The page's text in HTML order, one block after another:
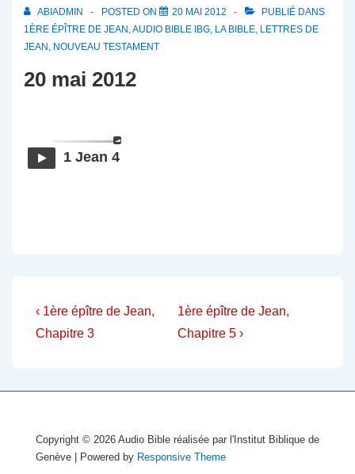
ABIADMIN POSTED ON 20 MAI 2012
PUBLIÉ DANS
1ÈRE ÉPÎTRE DE JEAN ,AUDIO BIBLE IBG, LA BIBLE, LETTRES DE
JEAN , NOUVEAU TESTAMENT
20 mai 2012
1 Jean 4
Navigation
de
Previous
Post
‹ 1ère épître de Jean,
Chapitre 3
Next
Post
1ère épître de Jean,
Chapitre 5 ›
Copyright © 2026 Audio Bible réalisée par l'Institut Biblique de
Genève
| Powered by Responsive Theme